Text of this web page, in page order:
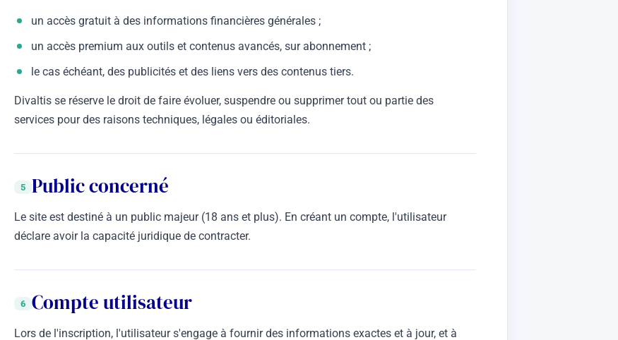
un accès gratuit à des informations financières générales ;
un accès premium aux outils et contenus avancés, sur abonnement ;
le cas échéant, des publicités et des liens vers des contenus tiers.
Divaltis se réserve le droit de faire évoluer, suspendre ou supprimer tout ou partie des
services pour des raisons techniques, légales ou éditoriales.
5 Public concerné
Le site est destiné à un public majeur (18 ans et plus). En créant un compte, l'utilisateur
déclare avoir la capacité juridique de contracter.
6 Compte utilisateur
Lors de l'inscription, l'utilisateur s'engage à fournir des informations exactes et à jour, et à